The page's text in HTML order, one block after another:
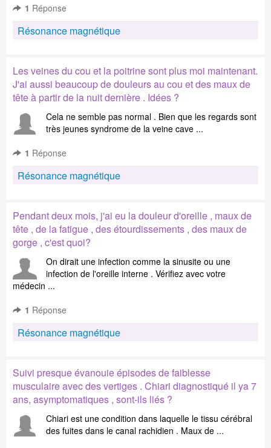
1 Réponse
Résonance magnétique
Les veines du cou et la poitrine sont plus moi maintenant.
J'ai aussi beaucoup de douleurs au cou et des maux de
tête à partir de la nuit dernière . Idées ?
Cela ne semble pas normal . Bien que les regards sont
très jeunes syndrome de la veine cave ...
1 Réponse
Résonance magnétique
Pendant deux mois, j'ai eu la douleur d'oreille , maux de
tête , de la fatigue , des étourdissements , des maux de
gorge , c'est quoi?
On dirait une infection comme la sinusite ou une
infection de l'oreille interne . Vérifiez avec votre
médecin ...
1 Réponse
Résonance magnétique
Suivi presque évanouie épisodes de faiblesse
musculaire avec des vertiges . Chiari diagnostiqué il ya 7
ans, asymptomatiques , sont-ils liés ?
Chiari est une condition dans laquelle le tissu cérébral
des fuites dans le canal rachidien . Maux de ...